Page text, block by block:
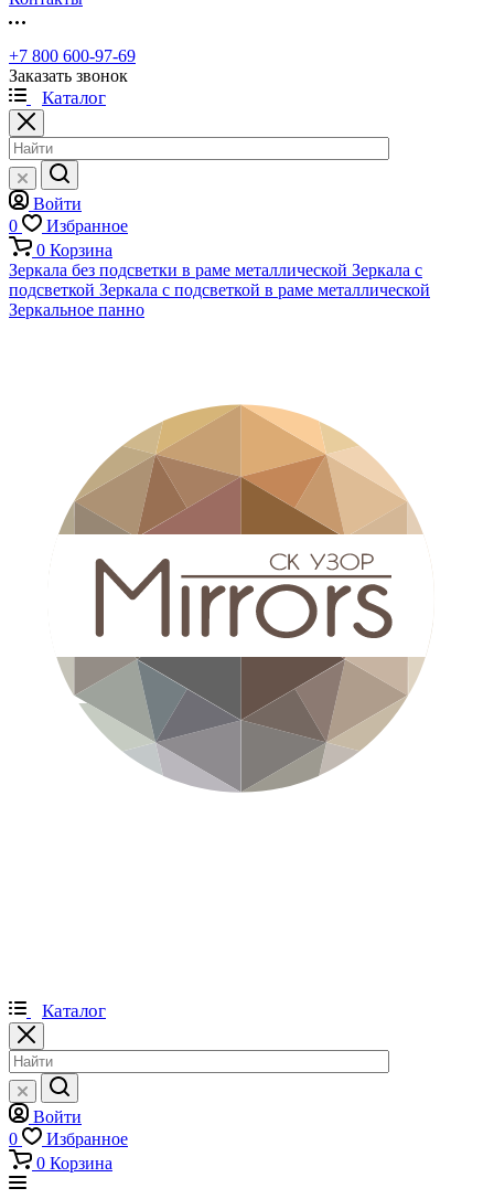
+7 800 600-97-69
Заказать звонок
Каталог
Войти
0
Избранное
0 Корзина
Зеркала без подсветки в раме металлической Зеркала с
подсветкой Зеркала с подсветкой в раме металлической
Зеркальное панно
Каталог
Войти
0
Избранное
0 Корзина